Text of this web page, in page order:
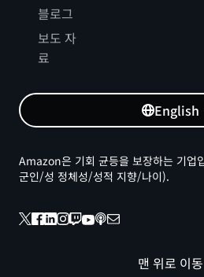
블로그
보도 자
료
English
맨 위로 이동
Amazon은 기회 균등을 보장하는 기업
군인/성 정체성/성적 지향/나이).